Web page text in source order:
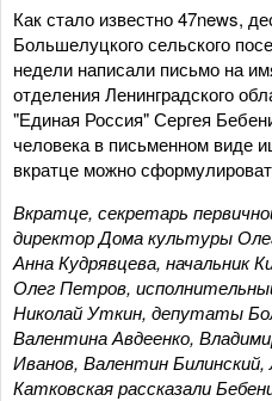
Как стало известно 47news,
Большелуцкого сельского
недели написали письмо на
отделения Ленинградского
"Единая Россия" Сергея
человека в письменном виде
вкратце можно
Вкратце, секретарь
директор Дома культуры
Анна Кудрявцева, начальник
Олег Петров,
Николай Уткин, депутаты
Валентина Авдеенко,
Иванов, Валентин
Катковская рассказали